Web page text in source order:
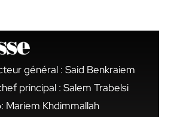
général : Said Benkraiem
principal : Salem Trabelsi
Mariem Khdimmallah